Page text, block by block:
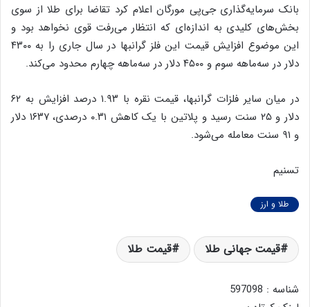
بانک سرمایه‌گذاری جی‌پی مورگان اعلام کرد تقاضا برای طلا از سوی
بخش‌های کلیدی به اندازه‌ای که انتظار می‌رفت قوی نخواهد بود و
این موضوع افزایش قیمت این فلز گرانبها در سال جاری را به ۴۳۰۰
دلار در سه‌ماهه سوم و ۴۵۰۰ دلار در سه‌ماهه چهارم محدود می‌کند.
در میان سایر فلزات گرانبها، قیمت نقره با ۱.۹۳ درصد افزایش به ۶۲
دلار و ۲۵ سنت رسید و پلاتین با یک کاهش ۰.۳۱ درصدی، ۱۶۳۷ دلار
و ۹۱ سنت معامله می‌شود.
تسنیم
طلا و ارز
قیمت جهانی طلا قیمت طلا
شناسه : 597098